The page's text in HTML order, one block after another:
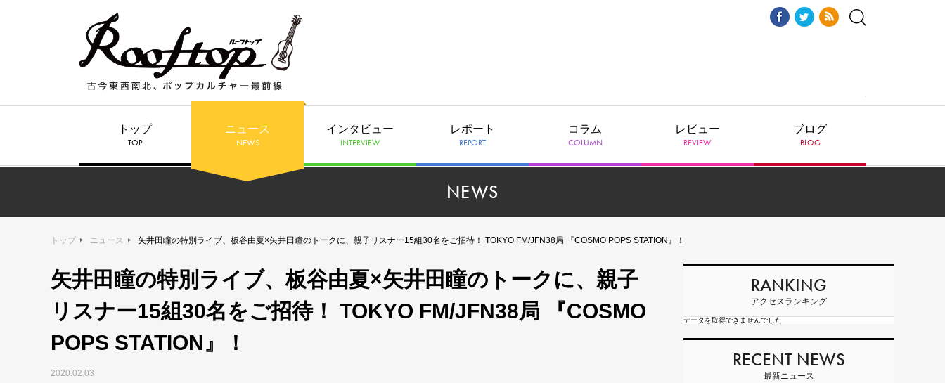
トップ
TOP
ニュース
NEWS
インタビュー
INTERVIEW
レポート
REPORT
コラム
COLUMN
レビュー
REVIEW
ブログ
BLOG
NEWS
トップ ニュース 矢井田瞳の特別ライブ、板谷由夏×矢井田瞳のトークに、親子リスナー15組30名をご招待！ TOKYO FM/JFN38局 『COSMO POPS STATION』！
矢井田瞳の特別ライブ、板谷由夏×矢井田瞳のトークに、親子
リスナー15組30名をご招待！ TOKYO FM/JFN38局 『COSMO
POPS STATION』！
2020.02.03
RANKING
アクセスランキング
データを取得できませんでした
RECENT NEWS
最新ニュース